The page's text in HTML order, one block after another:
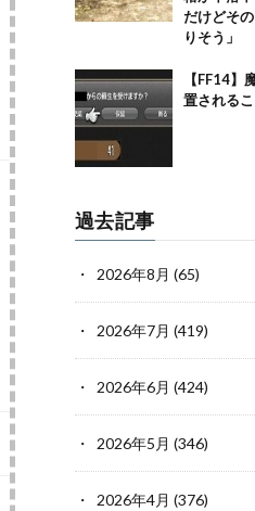
だけどそ
りそう」
【FF14】
置される
過去記事
2026年8月 (65)
2026年7月 (419)
2026年6月 (424)
2026年5月 (346)
2026年4月 (376)